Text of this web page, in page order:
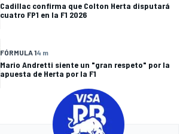
Cadillac confirma que Colton Herta disputará
cuatro FP1 en la F1 2026
FÓRMULA 14 m
Mario Andretti siente un "gran respeto" por la
apuesta de Herta por la F1